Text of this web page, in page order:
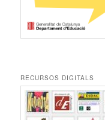
RECURSOS DIGITALS